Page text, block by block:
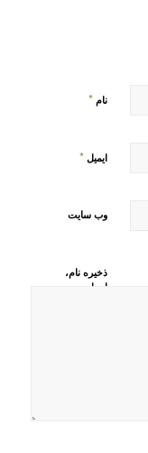
نام *
ایمیل *
وب‌ سایت
ذخیره نام،
ایمیل و